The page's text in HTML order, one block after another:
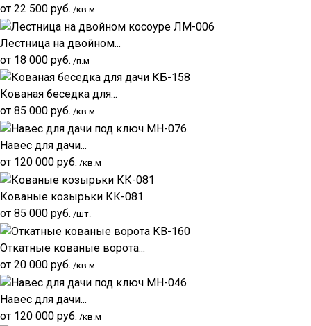
от 22 500 руб. /кв.м
Лестница на двойном...
от 18 000 руб. /п.м
Кованая беседка для...
от 85 000 руб. /кв.м
Навес для дачи...
от 120 000 руб. /кв.м
Кованые козырьки КК-081
от 85 000 руб. /шт.
Откатные кованые ворота...
от 20 000 руб. /кв.м
Навес для дачи...
от 120 000 руб. /кв.м